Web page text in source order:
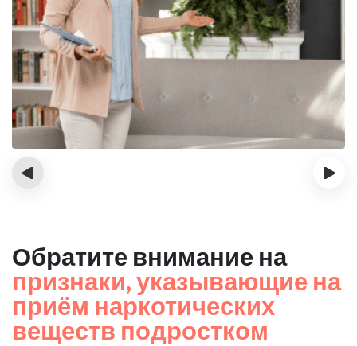
‹ ›
Обратите внимание на
признаки, указывающие на
приём наркотических
веществ подростком